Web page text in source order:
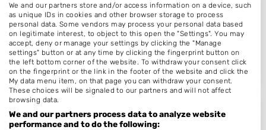
Purrfectnailsbydo
De Stappert 23
5066MD Moergestel
Op 15,52 km afstand
Cindy Le Pair
We and our partners store and/or access information on a device, such
as unique IDs in cookies and other browser storage to process
personal data. Some vendors may process your personal data based
on legitimate interest, to object to this open the "Settings". You may
accept, deny or manage your settings by clicking the "Manage
settings" button or at any time by clicking the fingerprint button on
the left bottom corner of the website. To withdraw your consent click
on the fingerprint or the link in the footer of the website and click the
My data menu item, on that page you can withdraw your consent.
These choices will be signaled to our partners and will not affect
browsing data.
We and our partners process data to analyze website
performance and to do the following: